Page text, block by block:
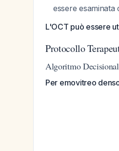
essere
L'OCT può essere
Protocollo
Algoritmo
Per emovitreo